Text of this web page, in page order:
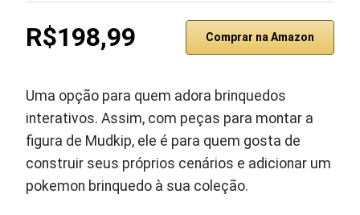
R$198,99 Comprar na Amazon
Uma opção para quem adora brinquedos
interativos. Assim, com peças para montar a
figura de Mudkip, ele é para quem gosta de
construir seus próprios cenários e adicionar um
pokemon brinquedo à sua coleção.